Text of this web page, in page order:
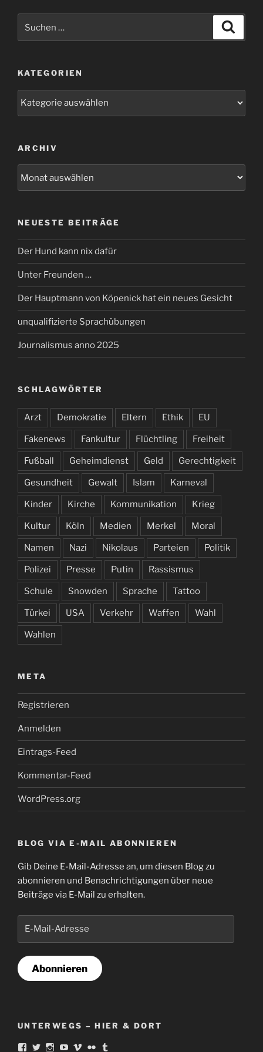
nach:
KATEGORIEN
ARCHIV
NEUESTE BEITRÄGE
Der Hund kann nix dafür
Unter Freunden …
Der Hauptmann von Köpenick hat ein neues Gesicht
unqualifizierte Sprachübungen
Journalismus anno 2025
SCHLAGWÖRTER
Arzt Demokratie Eltern Ethik EU
Fakenews Fankultur Flüchtling Freiheit
Fußball Geheimdienst Geld Gerechtigkeit
Gesundheit Gewalt Islam Karneval
Kinder Kirche Kommunikation Krieg
Kultur Köln Medien Merkel Moral
Namen Nazi Nikolaus Parteien Politik
Polizei Presse Putin Rassismus
Schule Snowden Sprache Tattoo
Türkei USA Verkehr Waffen Wahl
Wahlen
META
Registrieren
Anmelden
Eintrags-Feed
Kommentar-Feed
WordPress.org
BLOG VIA E-MAIL ABONNIEREN
Gib Deine E-Mail-Adresse an, um diesen Blog zu
abonnieren und Benachrichtigungen über neue
Beiträge via E-Mail zu erhalten.
Abonnieren
UNTERWEGS – HIER & DORT
ProfilProfilProfilProfilProfilProfil